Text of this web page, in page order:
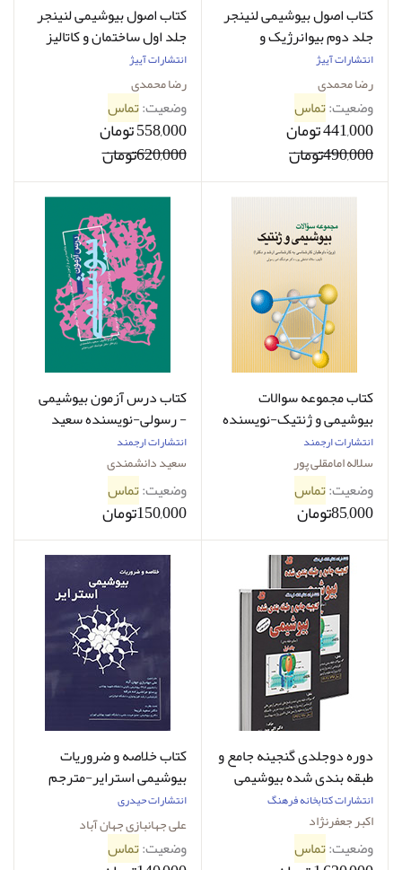
کتاب اصول بیوشیمی لنینجر
جلد دوم بیوانرژیک و
متابولیسم رضا محمدی
انتشارات آییژ
رضا محمدی
وضعیت:تماس
441,000 تومان
490,000تومان
کتاب اصول بیوشیمی لنینجر
جلد اول ساختمان و کاتالیز
رضا محمدی
انتشارات آییژ
رضا محمدی
وضعیت:تماس
558,000 تومان
620,000تومان
کتاب مجموعه سوالات
بیوشیمی و ژنتیک-نویسنده
سلاله امامقلی پور و دیگران
انتشارات ارجمند
سلاله امامقلی پور
وضعیت:تماس
85,000تومان
کتاب درس آزمون بیوشیمی
- رسولی-نویسنده سعید
دانشمندی
انتشارات ارجمند
سعید دانشمندی
وضعیت:تماس
150,000تومان
دوره دوجلدی گنجینه جامع و
طبقه بندی شده بیوشیمی
جعفرنژاد
انتشارات کتابخانه فرهنگ
اکبر جعفرنژاد
وضعیت:تماس
کتاب خلاصه و ضروریات
بیوشیمی استرایر-مترجم
علی جهانبازی جهان آباد و
دیگران
انتشارات حیدری
علی جهانبازی جهان آباد
وضعیت:تماس